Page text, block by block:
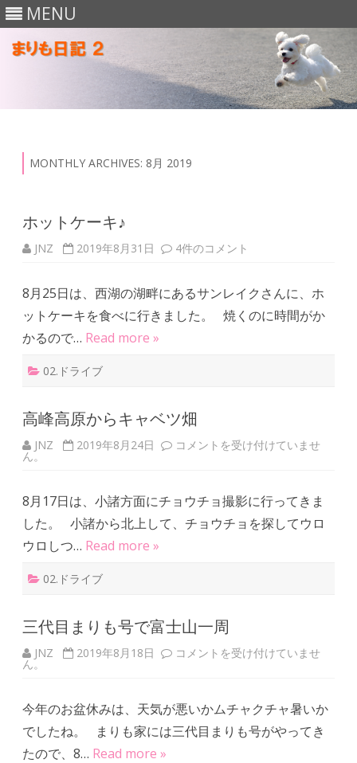
MENU
MONTHLY ARCHIVES: 8月 2019
ホットケーキ♪
JNZ 2019年8月31日 ホ
ー
キ
♪
へ
4件のコメント
8月25日は、西湖の湖畔にあるサンレイクさんに、ホ
ットケーキを食べに行きました。 焼くのに時間がか
かるので… Read more »
02.ドライブ
高峰高原からキャベツ畑
JNZ 2019年8月24日 高
ら
キ
ャ
ベ
コメントを受け付けていませ
ん。
8月17日は、小諸方面にチョウチョ撮影に行ってきま
した。 小諸から北上して、チョウチョを探してウロ
ウロしつ… Read more »
02.ドライブ
三代目まりも号で富士山一周
JNZ 2019年8月18日 三
も
号
で
コメントを受け付けていませ
ん。
今年のお盆休みは、天気が悪いかムチャクチャ暑いか
でしたね。 まりも家には三代目まりも号がやってき
たので、8… Read more »